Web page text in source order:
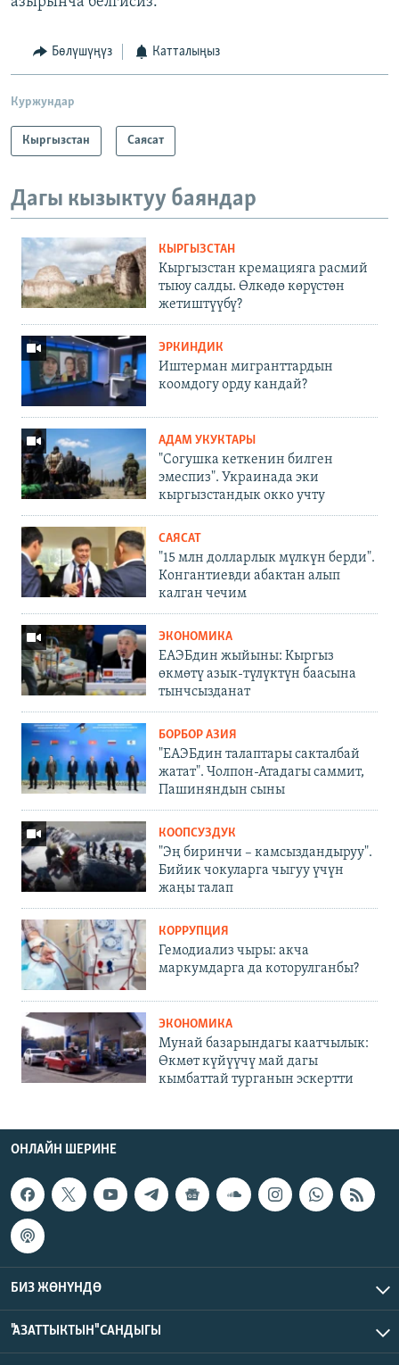
Бөлүшүңүз Катталыңыз
Куржундар
Кыргызстан Саясат
Дагы кызыктуу баяндар
КЫРГЫЗСТАН
Кыргызстан кремацияга расмий
тыюу салды. Өлкөдө көрүстөн
жетиштүүбү?
ЭРКИНДИК
Иштерман мигранттардын
коомдогу орду кандай?
АДАМ УКУКТАРЫ
"Согушка кеткенин билген
эмеспиз". Украинада эки
кыргызстандык окко учту
САЯСАТ
"15 млн долларлык мүлкүн берди".
Конгантиевди абактан алып
калган чечим
ЭКОНОМИКА
ЕАЭБдин жыйыны: Кыргыз
өкмөтү азык-түлүктүн баасына
тынчсызданат
БОРБОР АЗИЯ
"ЕАЭБдин талаптары сакталбай
жатат". Чолпон-Атадагы саммит,
Пашиняндын сыны
КООПСУЗДУК
"Эң биринчи – камсыздандыруу".
Бийик чокуларга чыгуу үчүн
жаңы талап
КОРРУПЦИЯ
Гемодиализ чыры: акча
маркумдарга да которулганбы?
ЭКОНОМИКА
Мунай базарындагы каатчылык:
Өкмөт күйүүчү май дагы
кымбаттай турганын эскертти
ОНЛАЙН ШЕРИНЕ
БИЗ ЖӨНҮНДӨ
"АЗАТТЫКТЫН" САНДЫГЫ